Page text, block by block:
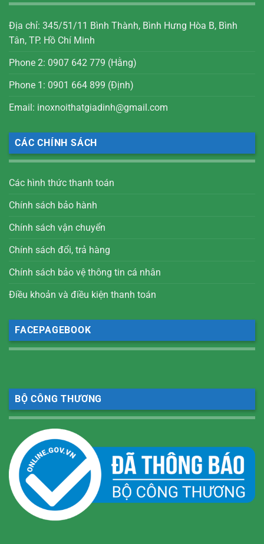
Địa chỉ: 345/51/11 Bình Thành, Bình Hưng Hòa B, Bình
Tân, TP. Hồ Chí Minh
Phone 2: 0907 642 779 (Hằng)
Phone 1: 0901 664 899 (Định)
Email: inoxnoithatgiadinh@gmail.com
CÁC CHÍNH SÁCH
Các hình thức thanh toán
Chính sách bảo hành
Chính sách vận chuyển
Chính sách đổi, trả hàng
Chính sách bảo vệ thông tin cá nhân
Điều khoản và điều kiện thanh toán
FACEPAGEBOOK
BỘ CÔNG THƯƠNG